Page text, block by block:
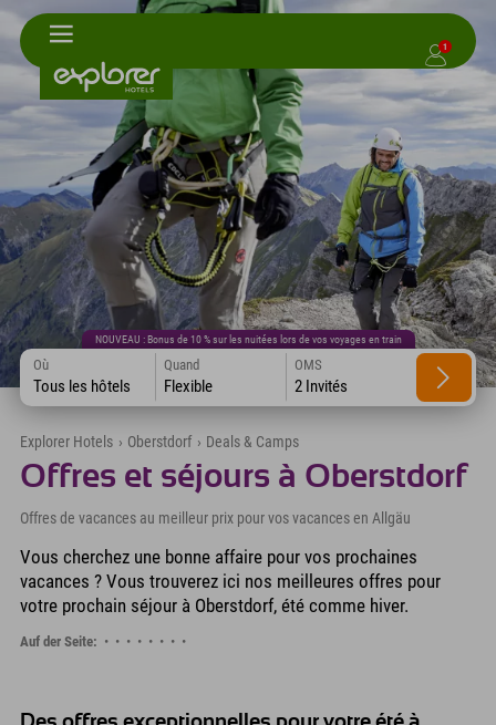
1
NOUVEAU : Bonus de 10 % sur les nuitées lors de vos voyages en train
Où
Tous les hôtels
Quand
Flexible
OMS
2 Invités
Explorer Hotels › Oberstdorf › Deals & Camps
Offres et séjours à Oberstdorf
Offres de vacances au meilleur prix pour vos vacances en Allgäu
Vous cherchez une bonne affaire pour vos prochaines
vacances ? Vous trouverez ici nos meilleures offres pour
votre prochain séjour à Oberstdorf, été comme hiver.
Auf der Seite: